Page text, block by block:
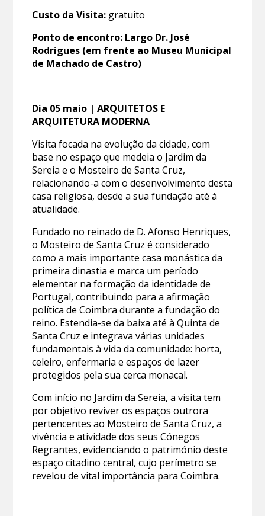
Custo da Visita: gratuito
Ponto de encontro: Largo Dr. José
Rodrigues (em frente ao Museu Municipal
de Machado de Castro)
Dia 05 maio | ARQUITETOS E
ARQUITETURA MODERNA
Visita focada na evolução da cidade, com
base no espaço que medeia o Jardim da
Sereia e o Mosteiro de Santa Cruz,
relacionando-a com o desenvolvimento desta
casa religiosa, desde a sua fundação até à
atualidade.
Fundado no reinado de D. Afonso Henriques,
o Mosteiro de Santa Cruz é considerado
como a mais importante casa monástica da
primeira dinastia e marca um período
elementar na formação da identidade de
Portugal, contribuindo para a afirmação
política de Coimbra durante a fundação do
reino. Estendia-se da baixa até à Quinta de
Santa Cruz e integrava várias unidades
fundamentais à vida da comunidade: horta,
celeiro, enfermaria e espaços de lazer
protegidos pela sua cerca monacal.
Com início no Jardim da Sereia, a visita tem
por objetivo reviver os espaços outrora
pertencentes ao Mosteiro de Santa Cruz, a
vivência e atividade dos seus Cónegos
Regrantes, evidenciando o património deste
espaço citadino central, cujo perímetro se
revelou de vital importância para Coimbra.